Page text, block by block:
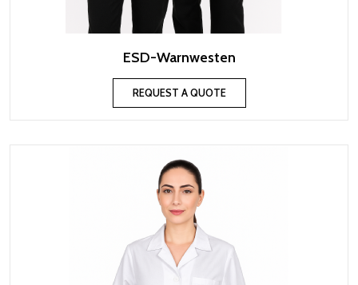
ESD-Warnwesten
REQUEST A QUOTE